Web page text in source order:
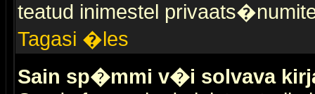
teatud inimestel
Tagasi �les
Sain sp�mmi v�i solvava